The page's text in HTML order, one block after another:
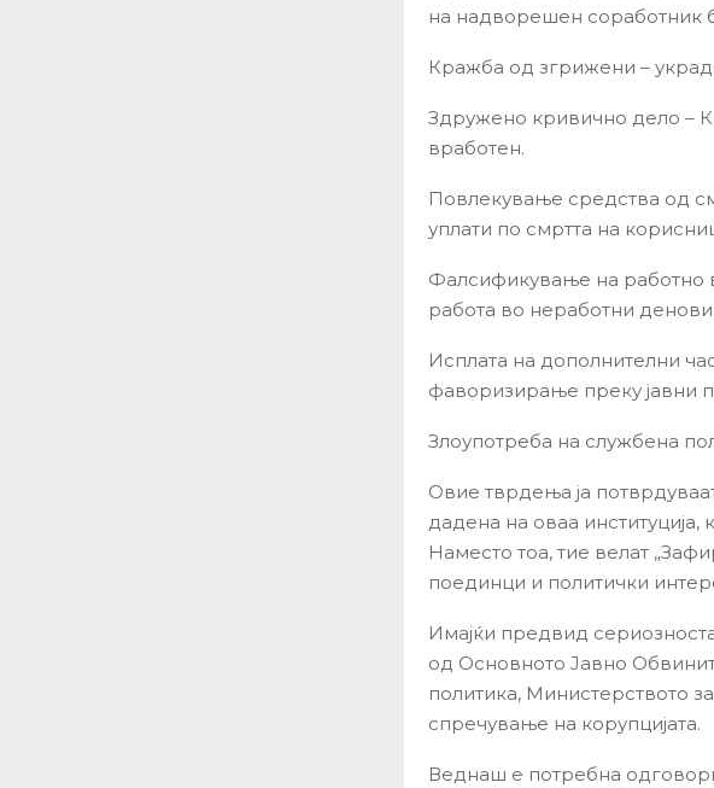
на надворешен соработник
Кражба од згрижени –
Здружено кривично дело –
вработен.
Повлекување средства од
уплати по смртта на
Фалсификување на работно
работа во неработни денови.
Исплата на дополнителни
фаворизирање преку јавни
Злоупотреба на службена
Овие тврдења ја
дадена на оваа институција,
Наместо тоа, тие велат
поединци и политички
Имајќи предвид
од Основното Јавно
политика, Министерството
спречување на корупцијата.
Веднаш е потребна